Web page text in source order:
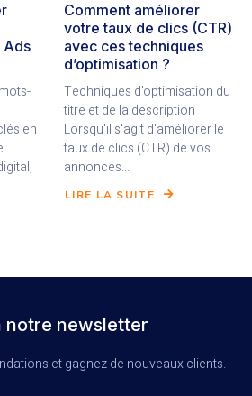
Ads
en
Comment améliorer
votre taux de clics (CTR)
avec ces techniques
d’optimisation ?
Techniques d'optimisation du
titre et de la description
Lorsqu'il s'agit d'améliorer le
taux de clics (CTR) de vos
annonces...
LIRE LA SUITE
notre newsletter
et gagnez de nouveaux clients.